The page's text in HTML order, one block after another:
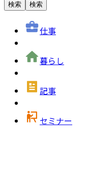
検索 検索
仕事
暮らし
記事
セミナー